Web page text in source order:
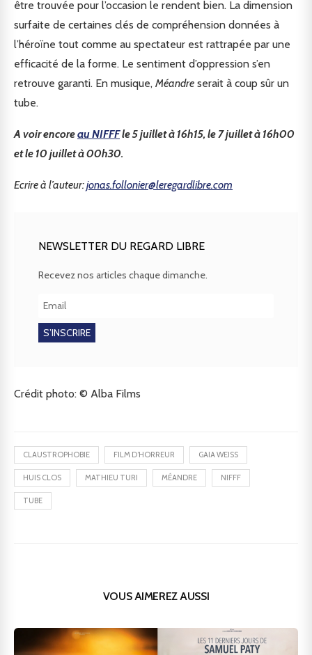
être trouvée pour l’occasion le rendent bien. La dimension
surfaite de certaines clés de compréhension données à
l’héroïne tout comme au spectateur est rattrapée par une
efficacité de la forme. Le sentiment d’oppression s’en
retrouve garanti. En musique, Méandre serait à coup sûr un
tube.
A voir encoreau NIFFFle 5 juillet à 16h15, le 7 juillet à 16h00
et le 10 juillet à 00h30.
Ecrire à l’auteur:jonas.follonier@leregardlibre.com
NEWSLETTER DU REGARD LIBRE
Recevez nos articles chaque dimanche.
Crédit photo: © Alba Films
CLAUSTROPHOBIE FILM D’HORREUR GAIA WEISS
HUIS CLOS MATHIEU TURI MÉANDRE NIFFF
TUBE
VOUS AIMEREZ AUSSI